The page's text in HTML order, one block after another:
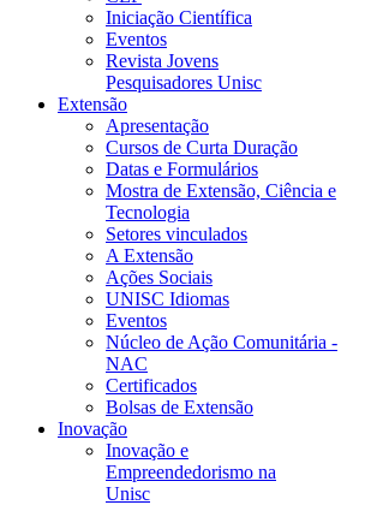
Iniciação Científica
Eventos
Revista Jovens
Pesquisadores Unisc
Extensão
Apresentação
Cursos de Curta Duração
Datas e Formulários
Mostra de Extensão, Ciência e
Tecnologia
Setores vinculados
A Extensão
Ações Sociais
UNISC Idiomas
Eventos
Núcleo de Ação Comunitária -
NAC
Certificados
Bolsas de Extensão
Inovação
Inovação e
Empreendedorismo na
Unisc